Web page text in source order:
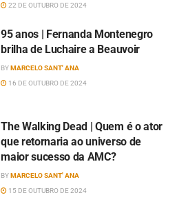
22 DE OUTUBRO DE 2024
95 anos | Fernanda Montenegro
brilha de Luchaire a Beauvoir
BYMARCELO SANT' ANA
16 DE OUTUBRO DE 2024
The Walking Dead | Quem é o ator
que retornaria ao universo de
maior sucesso da AMC?
BYMARCELO SANT' ANA
15 DE OUTUBRO DE 2024